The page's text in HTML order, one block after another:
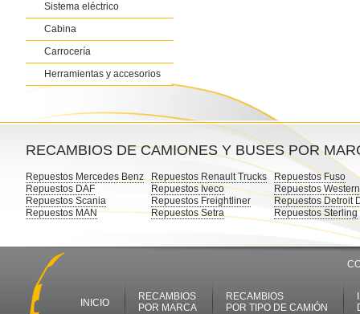
Sistema eléctrico
Cabina
Carrocería
Herramientas y accesorios
RECAMBIOS DE CAMIONES Y BUSES POR
Repuestos Mercedes Benz
Repuestos DAF
Repuestos Scania
Repuestos MAN
Repuestos Renault Trucks
Repuestos Iveco
Repuestos Freightliner
Repuestos Setra
Repuestos Fuso
Repuestos
Repuestos Detroit
Repuestos Sterling
INICIO
RECAMBIOS
POR MARCA
RECAMBIOS
POR TIPO DE CAMIÓN